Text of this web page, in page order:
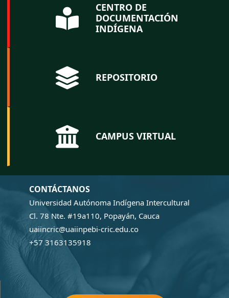
CENTRO DE
DOCUMENTACIÓN
INDÍGENA
REPOSITORIO
CAMPUS VIRTUAL
CONTÁCTANOS
Universidad Autónoma Indígena Intercultural
Cl. 78 Nte. #19a110, Popayán, Cauca
uaiincric@uaiinpebi-cric.edu.co
+57 3163135918